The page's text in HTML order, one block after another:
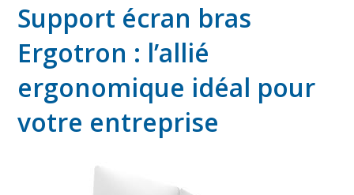
Support écran bras
Ergotron : l’allié
ergonomique idéal pour
votre entreprise